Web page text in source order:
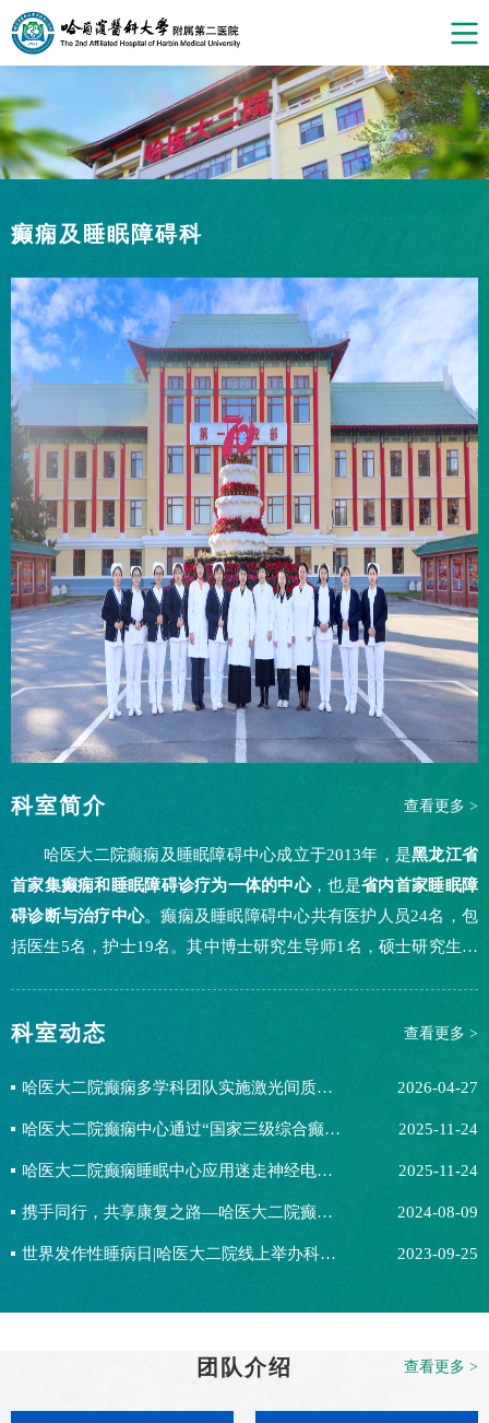
癫痫及睡眠障碍科
科室简介 查看更多 >
哈医大二院癫痫及睡眠障碍中心成立于2013年，是黑龙江省
首家集癫痫和睡眠障碍诊疗为一体的中心，也是省内首家睡眠障
碍诊断与治疗中心。癫痫及睡眠障碍中心共有医护人员24名，包
括医生5名，护士19名。其中博士研究生导师1名，硕士研究生导
科室动态 查看更多 >
哈医大二院癫痫多学科团队实施激光间质热疗术 为下丘脑错构瘤复发患者重燃希望 2026-04-27
哈医大二院癫痫中心通过“国家三级综合癫痫中心”认证 2025-11-24
哈医大二院癫痫睡眠中心应用迷走神经电刺激术治疗难治性抑郁焦虑患者 帮助患者走出人生“阴霾” 2025-11-24
携手同行，共享康复之路—哈医大二院癫痫中心护理团队举办癫痫病友关爱联谊会 2024-08-09
世界发作性睡病日|哈医大二院线上举办科普讲座及义诊活动 2023-09-25
团队介绍 查看更多 >